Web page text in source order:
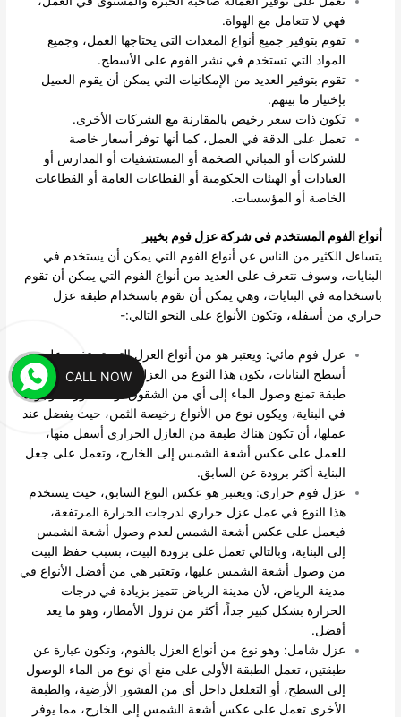
فهي لا تتعامل مع الهواة.
تقوم بتوفير جميع أنواع المعدات التي يحتاجها العمل، وجميع
المواد التي تستخدم في نشر الفوم على الأسطح.
تقوم بتوفير العديد من الإمكانيات التي يمكن أن يقوم العميل
بإختيار ما بينهم.
تكون ذات سعر رخيص بالمقارنة مع الشركات الأخرى.
تعمل على الدقة في العمل، كما أنها توفر أسعار خاصة
للشركات أو المباني الضخمة أو المستشفيات أو المدارس أو
العيادات أو الهيئات الحكومية أو القطاعات العامة أو القطاعات
الخاصة أو المؤسسات.
أنواع الفوم المستخدم في شركة عزل فوم بخيبر
يتساءل الكثير من الناس عن أنواع الفوم التي يمكن أن يستخدم في
البنايات، وسوف نتعرف على العديد من أنواع الفوم التي يمكن أن تقوم
باستخدامه في البنايات، وهي يمكن أن تقوم باستخدام طبقة عزل
حراري من أسفله، وتكون الأنواع على النحو التالي:-
عزل فوم مائي: ويعتبر هو من أنواع العزل التي تستخدم على
أسطح البنايات، يكون هذا النوع من العزل متخصص في عمل
طبقة تمنع وصول الماء إلى أي من الشقوق أو الكسور الموجودة
في البناية، ويكون نوع من الأنواع رخيصة الثمن، حيث يفضل عند
عملها، أن تكون هناك طبقة من العازل الحراري أسفل منها،
للعمل على عكس أشعة الشمس إلى الخارج، وتعمل على جعل
البناية أكثر برودة عن السابق.
عزل فوم حراري: ويعتبر هو عكس النوع السابق، حيث يستخدم
هذا النوع في عمل عزل حراري لدرجات الحرارة المرتفعة،
فيعمل على عكس أشعة الشمس لعدم وصول أشعة الشمس
إلى البناية، وبالتالي تعمل على برودة البيت، بسبب حفظ البيت
من وصول أشعة الشمس عليها، وتعتبر هي من أفضل الأنواع في
مدينة الرياض، لأن مدينة الرياض تتميز بزيادة في درجات
الحرارة بشكل كبير جداً، أكثر من نزول الأمطار، وهو ما يعد
أفضل.
عزل شامل: وهو نوع من أنواع العزل بالفوم، وتكون عبارة عن
طبقتين، تعمل الطبقة الأولى على منع أي نوع من الماء الوصول
إلى السطح، أو التغلغل داخل أي من القشور الأرضية، والطبقة
الأخرى تعمل على عكس أشعة الشمس إلى الخارج، مما يوفر
CALL NOW